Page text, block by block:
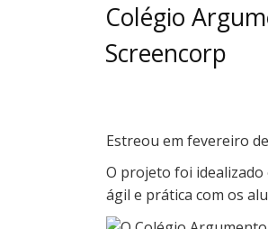
Colégio
Screencorp
Estreou em fevereiro
O projeto foi idealizado
ágil e prática com os